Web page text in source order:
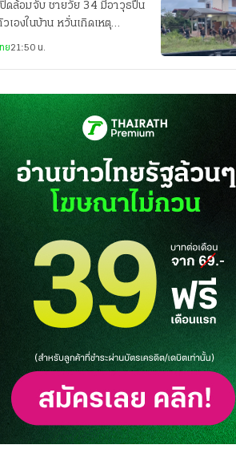
ดล้อมจับ ชายวัย 34 มีอาวุธปืน
วเองในบ้าน หวั่นเกิดเหตุ
ย21:50 น.